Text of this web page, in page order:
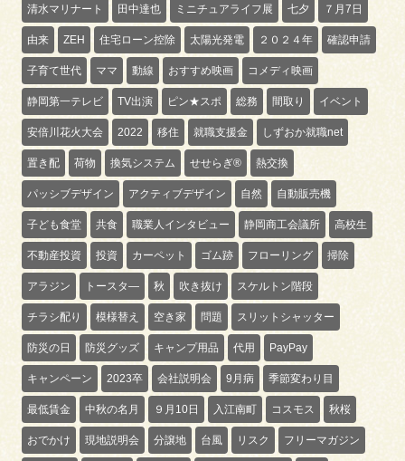
清水マリナート 田中達也 ミニチュアライフ展 七夕 ７月7日
由来 ZEH 住宅ローン控除 太陽光発電 ２０２４年 確認申請
子育て世代 ママ 動線 おすすめ映画 コメディ映画
静岡第一テレビ TV出演 ピン★スポ 総務 間取り イベント
安倍川花火大会 2022 移住 就職支援金 しずおか就職net
置き配 荷物 換気システム せせらぎ® 熱交換
パッシブデザイン アクティブデザイン 自然 自動販売機
子ども食堂 共食 職業人インタビュー 静岡商工会議所 高校生
不動産投資 投資 カーペット ゴム跡 フローリング 掃除
アラジン トースタ― 秋 吹き抜け スケルトン階段
チラシ配り 模様替え 空き家 問題 スリットシャッター
防災の日 防災グッズ キャンプ用品 代用 PayPay
キャンペーン 2023卒 会社説明会 9月病 季節変わり目
最低賃金 中秋の名月 ９月10日 入江南町 コスモス 秋桜
おでかけ 現地説明会 分譲地 台風 リスク フリーマガジン